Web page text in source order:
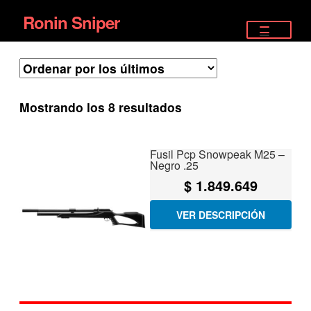
Ir
a
la
Ir
al
contenido
Ronin Sniper
PISTOLAS
Mostrando los 8 resultados
últimos
Fusil Pcp Snowpeak M25 –
Negro .25
$1.849.649
VER DESCRIPCIÓN